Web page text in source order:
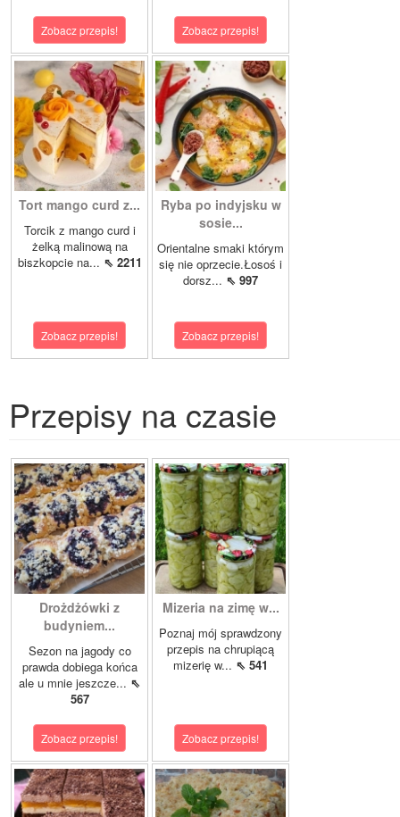
Zobacz przepis! Zobacz przepis!
Tort mango curd z...
Torcik z mango curd i
żelką malinową na
biszkopcie na... ⇖ 2211
Zobacz przepis!
Ryba po indyjsku w
sosie...
Orientalne smaki którym
się nie oprzecie.Łosoś i
dorsz... ⇖ 997
Zobacz przepis!
Przepisy na czasie
Drożdżówki z
budyniem...
Sezon na jagody co
prawda dobiega końca
ale u mnie jeszcze... ⇖
567
Zobacz przepis!
Mizeria na zimę w...
Poznaj mój sprawdzony
przepis na chrupiącą
mizerię w... ⇖ 541
Zobacz przepis!